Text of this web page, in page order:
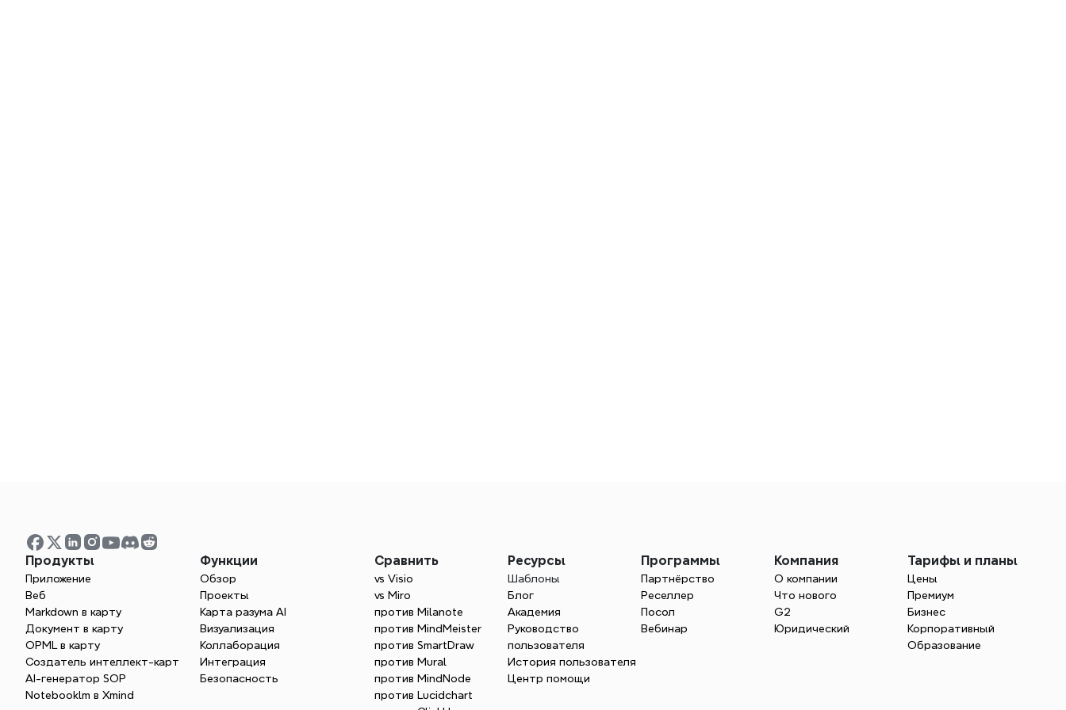
Присоединяйтесь к партнерской программе Xmind и начните зарабатывать сегодня
Продукты
Приложение
Веб
Markdown в карту
Документ в карту
OPML в карту
Создатель интеллект-карт
AI-генератор SOP
Notebooklm в Xmind
Функции
Обзор
Проекты
Карта разума AI
Визуализация
Коллаборация
Интеграция
Безопасность
Сравнить
vs Visio
vs Miro
против Milanote
против MindMeister
против SmartDraw
против Mural
против MindNode
против Lucidchart
Ресурсы
Шаблоны
Блог
Академия
Руководство
пользователя
История пользователя
Центр помощи
Программы
Партнёрство
Реселлер
Посол
Вебинар
Компания
О компании
Что нового
G2
Юридический
Тарифы и планы
Цены
Премиум
Бизнес
Корпоративный
Образование